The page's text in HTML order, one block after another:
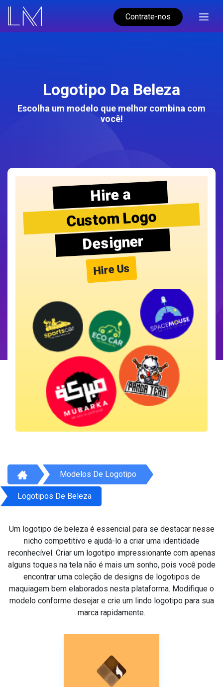
Contrate-nos
Logotipo Da Beleza
Escolha um modelo que melhor combina com
você!
Hire a
Custom Logo
Designer
Hire Us
Modelos De Logotipo
Logotipos De Beleza
Um logotipo de beleza é essencial para se destacar nesse
nicho competitivo e ajudá-lo a criar uma identidade
reconhecível. Criar um logotipo impressionante com apenas
alguns toques na tela não é mais um sonho, pois você pode
encontrar uma coleção de designs de logotipos de
maquiagem bem elaborados nesta plataforma. Modifique o
modelo conforme desejar e crie um lindo logotipo para sua
marca rapidamente.